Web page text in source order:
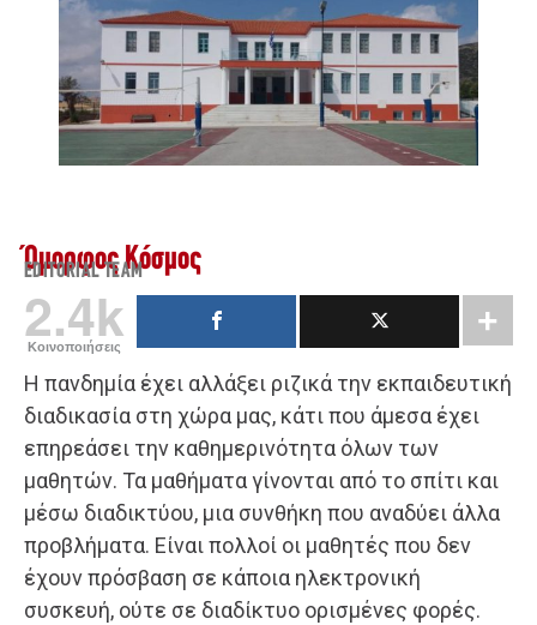
Όμορφος Κόσμος
EDITORIAL TEAM
2.4k
Κοινοποιήσεις
Η πανδημία έχει αλλάξει ριζικά την εκπαιδευτική
διαδικασία στη χώρα μας, κάτι που άμεσα έχει
επηρεάσει την καθημερινότητα όλων των
μαθητών. Τα μαθήματα γίνονται από το σπίτι και
μέσω διαδικτύου, μια συνθήκη που αναδύει άλλα
προβλήματα. Είναι πολλοί οι μαθητές που δεν
έχουν πρόσβαση σε κάποια ηλεκτρονική
συσκευή, ούτε σε διαδίκτυο ορισμένες φορές.